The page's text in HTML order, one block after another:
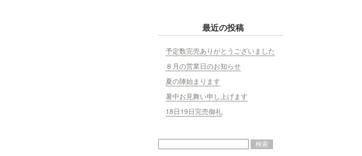
最近の投稿
予定数完売ありがとうございました
８月の営業日のお知らせ
夏の陣始まります
暑中お見舞い申し上げます
18日19日完売御礼